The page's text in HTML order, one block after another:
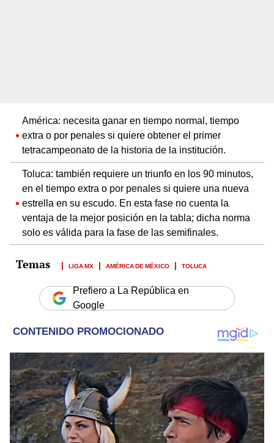
América: necesita ganar en tiempo normal, tiempo
extra o por penales si quiere obtener el primer
tetracampeonato de la historia de la institución.
Toluca: también requiere un triunfo en los 90 minutos,
en el tiempo extra o por penales si quiere una nueva
estrella en su escudo. En esta fase no cuenta la
ventaja de la mejor posición en la tabla; dicha norma
solo es válida para la fase de las semifinales.
LIGA MX AMÉRICA DE MÉXICO TOLUCA
Prefiero a La República en
Google